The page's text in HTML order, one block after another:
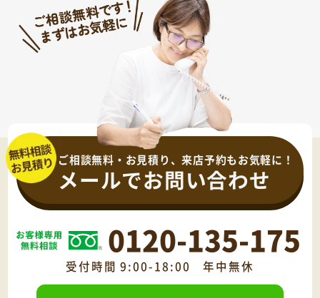
ご相談無料・お見積り、来店予約もお気軽に！
メールでお問い合わせ
0120-135-175
受付時間 9:00-18:00 年中無休